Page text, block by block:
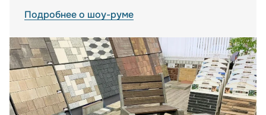
Подробнее о шоу-руме